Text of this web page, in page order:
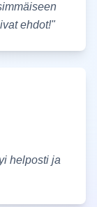
ehdot!"
helposti ja